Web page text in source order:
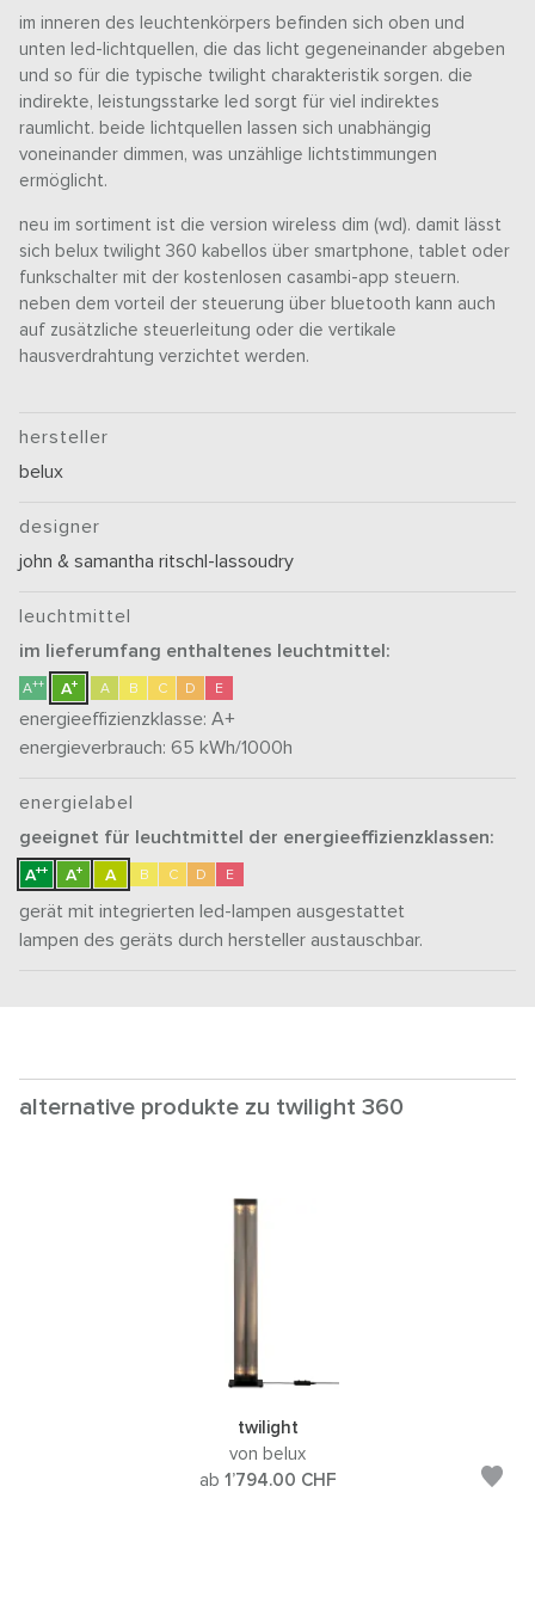
im inneren des leuchtenkörpers befinden sich oben und
unten led-lichtquellen, die das licht gegeneinander abgeben
und so für die typische twilight charakteristik sorgen. die
indirekte, leistungsstarke led sorgt für viel indirektes
raumlicht. beide lichtquellen lassen sich unabhängig
voneinander dimmen, was unzählige lichtstimmungen
ermöglicht.
neu im sortiment ist die version wireless dim (wd). damit lässt
sich belux twilight 360 kabellos über smartphone, tablet oder
funkschalter mit der kostenlosen casambi-app steuern.
neben dem vorteil der steuerung über bluetooth kann auch
auf zusätzliche steuerleitung oder die vertikale
hausverdrahtung verzichtet werden.
hersteller
belux
designer
john & samantha ritschl-lassoudry
leuchtmittel
im lieferumfang enthaltenes leuchtmittel:
A++ A+ A B C D E
energieeffizienzklasse:A+
energieverbrauch: 65 kWh/1000h
energielabel
geeignet für leuchtmittel der energieeffizienzklassen:
A++ A+ A B C D E
gerät mit integrierten led-lampen ausgestattet
lampen des geräts durch hersteller austauschbar.
alternative produkte zu twilight 360
twilight
von belux
ab 1’794.00 CHF